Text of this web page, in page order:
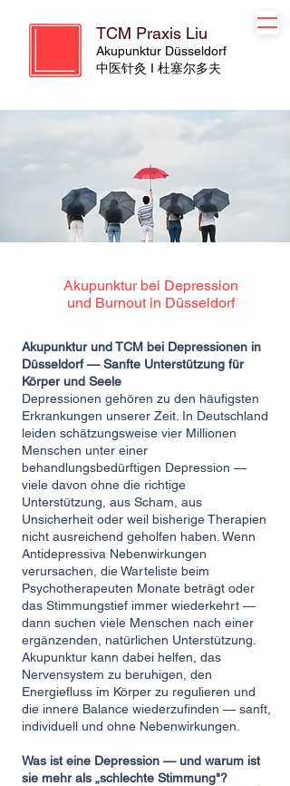
TCM Praxis Liu
Akupunktur Düsseldorf
​​中医针灸 I 杜塞尔多夫
Akupunktur bei Depression
und Burnout in Düsseldorf
Akupunktur und TCM bei Depressionen in
Düsseldorf — Sanfte Unterstützung für
Körper und Seele
Depressionen gehören zu den häufigsten
Erkrankungen unserer Zeit. In Deutschland
leiden schätzungsweise vier Millionen
Menschen unter einer
behandlungsbedürftigen Depression —
viele davon ohne die richtige
Unterstützung, aus Scham, aus
Unsicherheit oder weil bisherige Therapien
nicht ausreichend geholfen haben. Wenn
Antidepressiva Nebenwirkungen
verursachen, die Warteliste beim
Psychotherapeuten Monate beträgt oder
das Stimmungstief immer wiederkehrt —
dann suchen viele Menschen nach einer
ergänzenden, natürlichen Unterstützung.
Akupunktur kann dabei helfen, das
Nervensystem zu beruhigen, den
Energiefluss im Körper zu regulieren und
die innere Balance wiederzufinden — sanft,
individuell und ohne Nebenwirkungen.
Was ist eine Depression — und warum ist
sie mehr als „schlechte Stimmung"?